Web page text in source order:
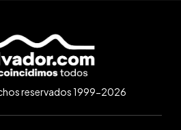
reservados 1999-2026